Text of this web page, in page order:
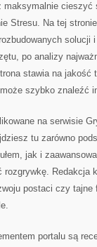
maksymalnie cieszyć
Stresu. Na tej
solucji
po analizy
stawia na
szybko znaleźć
na serwisie
tu zarówno
jak i
rozgrywkę. Redakcja
postaci czy tajne
portalu są